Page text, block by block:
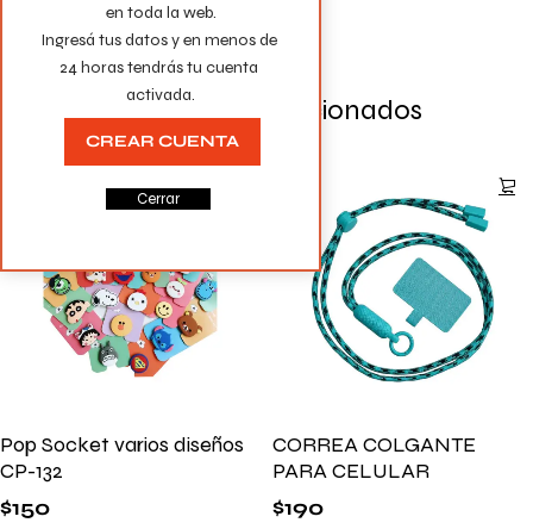
Productos Relacionados
Pop Socket varios diseños
CP-132
$150
CORREA COLGANTE
PARA CELULAR
$190
en toda la web.
Ingresá tus datos y en menos de
24 horas tendrás tu cuenta
activada.
CREAR CUENTA
Cerrar